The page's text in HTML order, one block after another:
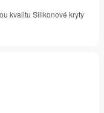
kvalitu Silikonové kryty